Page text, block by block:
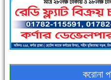
পুলিশ সদস্যদের জন্যে এসপির মৌসুমি ফল
করোনা